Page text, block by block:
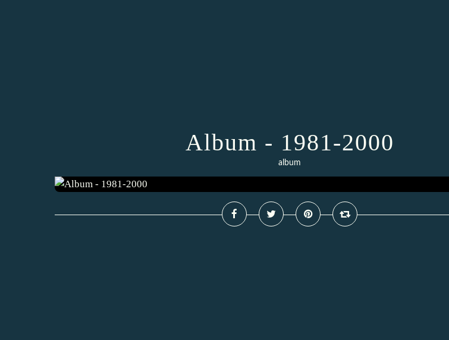
Album - 1981-2000
album